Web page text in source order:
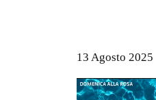
13 Agosto 2025